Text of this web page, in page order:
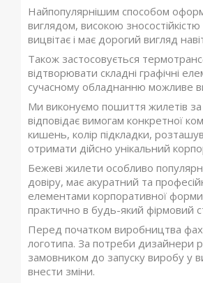
Найпопулярнішим способом
виглядом, високою
вицвітає і має дорогий вигляд
Також застосовується
відтворювати складні графічні
сучасному обладнанню можливе
Ми виконуємо пошиття жилетів
відповідає вимогам конкретної
кишень, колір підкладки,
отримати дійсно унікальний
Бежеві жилети особливо
довіру, має акуратний та
елементами корпоративної
практично в будь-який фірмовий
Перед початком виробництва
логотипа. За потреби дизайнери
замовником до запуску виробу у
внести зміни.